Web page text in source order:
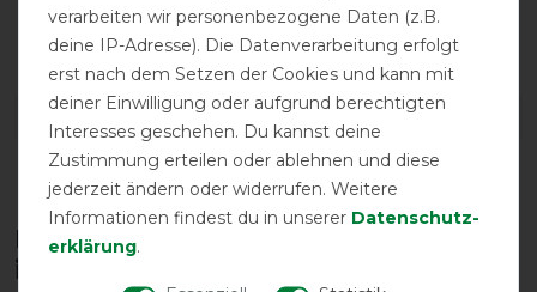
atmungsaktiv wasserdicht
DETAILS ZUR PRODUKTSICHERHEIT
Diese Produkte könnten dich auch
interessieren
verarbeiten wir personenbezogene Daten (z.B.
deine IP-Adresse). Die Datenverarbeitung erfolgt
erst nach dem Setzen der Cookies und kann mit
deiner Einwilligung oder aufgrund berechtigten
Interesses geschehen. Du kannst deine
Zustimmung erteilen oder ablehnen und diese
jederzeit ändern oder widerrufen. Weitere
Informationen findest du in unserer Daten­schutz­
erklärung.